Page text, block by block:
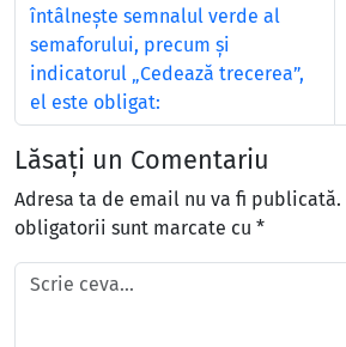
întâlneşte semnalul verde al
semaforului, precum şi
indicatorul „Cedează trecerea”,
el este obligat:
Lăsați un Comentariu
Adresa ta de email nu va fi publicată.
obligatorii sunt marcate cu *